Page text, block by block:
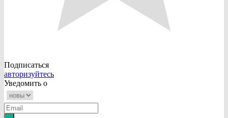
Подписаться
авторизуйтесь
Уведомить о